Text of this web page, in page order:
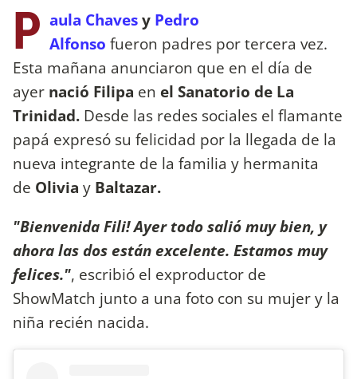
P aula Chavesy Pedro
Alfonso fueron padres por tercera vez.
Esta mañana anunciaron que en el día de
ayer nació Filipa en el Sanatorio de La
Trinidad. Desde las redes sociales el flamante
papá expresó su felicidad por la llegada de la
nueva integrante de la familia y hermanita
de Olivia y Baltazar.
"Bienvenida Fili! Ayer todo salió muy bien, y
ahora las dos están excelente. Estamos muy
felices.", escribió el exproductor de
ShowMatch junto a una foto con su mujer y la
niña recién nacida.